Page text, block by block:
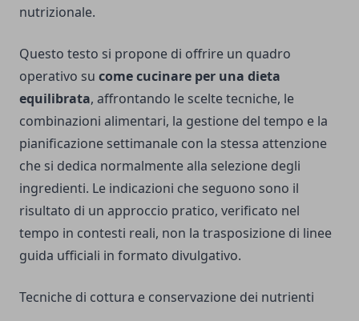
nutrizionale.
Questo testo si propone di offrire un quadro
operativo su come cucinare per una dieta
equilibrata, affrontando le scelte tecniche, le
combinazioni alimentari, la gestione del tempo e la
pianificazione settimanale con la stessa attenzione
che si dedica normalmente alla selezione degli
ingredienti. Le indicazioni che seguono sono il
risultato di un approccio pratico, verificato nel
tempo in contesti reali, non la trasposizione di linee
guida ufficiali in formato divulgativo.
Tecniche di cottura e conservazione dei nutrienti